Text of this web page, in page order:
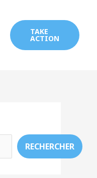
TAKE
ACTION
RECHERCHER